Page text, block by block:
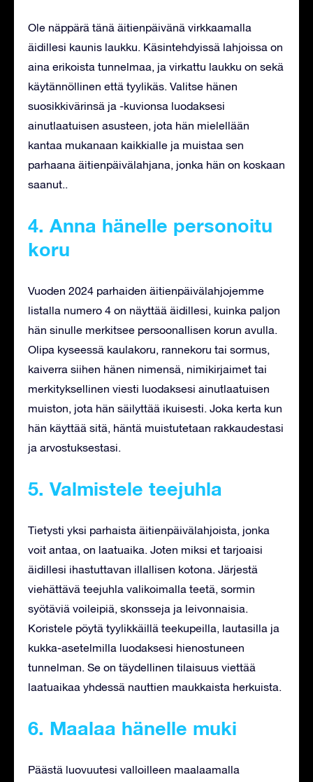
Ole näppärä tänä äitienpäivänä virkkaamalla
äidillesi kaunis laukku. Käsintehdyissä lahjoissa on
aina erikoista tunnelmaa, ja virkattu laukku on sekä
käytännöllinen että tyylikäs. Valitse hänen
suosikkivärinsä ja -kuvionsa luodaksesi
ainutlaatuisen asusteen, jota hän mielellään
kantaa mukanaan kaikkialle ja muistaa sen
parhaana äitienpäivälahjana, jonka hän on koskaan
saanut..
4. Anna hänelle personoitu
koru
Vuoden 2024 parhaiden äitienpäivälahjojemme
listalla numero 4 on näyttää äidillesi, kuinka paljon
hän sinulle merkitsee persoonallisen korun avulla.
Olipa kyseessä kaulakoru, rannekoru tai sormus,
kaiverra siihen hänen nimensä, nimikirjaimet tai
merkityksellinen viesti luodaksesi ainutlaatuisen
muiston, jota hän säilyttää ikuisesti. Joka kerta kun
hän käyttää sitä, häntä muistutetaan rakkaudestasi
ja arvostuksestasi.
5. Valmistele teejuhla
Tietysti yksi parhaista äitienpäivälahjoista, jonka
voit antaa, on laatuaika. Joten miksi et tarjoaisi
äidillesi ihastuttavan illallisen kotona. Järjestä
viehättävä teejuhla valikoimalla teetä, sormin
syötäviä voileipiä, skonsseja ja leivonnaisia.
Koristele pöytä tyylikkäillä teekupeilla, lautasilla ja
kukka-asetelmilla luodaksesi hienostuneen
tunnelman. Se on täydellinen tilaisuus viettää
laatuaikaa yhdessä nauttien maukkaista herkuista.
6. Maalaa hänelle muki
Päästä luovuutesi valloilleen maalaamalla